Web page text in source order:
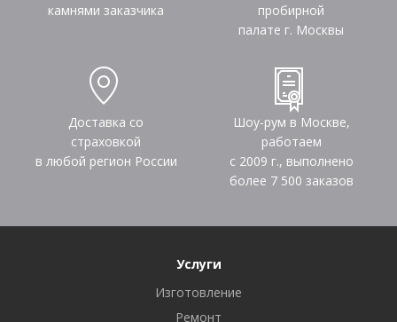
камнями заказчика
пробирной
палате г. Москвы
Доставка со
страховкой
в любой регион России
Шоу-рум в Москве,
работаем
с 2009 г., выполнено
более 7 500 заказов
Услуги
Изготовление
Ремонт